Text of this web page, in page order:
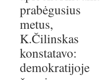
prabėgusius
metus,
K.Čilinskas
konstatavo:
demokratijoje